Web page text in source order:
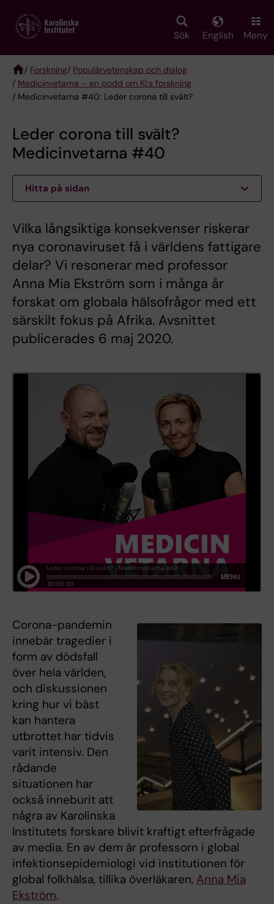
main
Sök English Meny
Breadcrumb
/ Forskning/ Populärvetenskap och dialog
/ Medicinvetarna – en podd om KI:s forskning
/ Medicinvetarna #40: Leder corona till svält?
Leder corona till svält?
Medicinvetarna #40
Hitta på sidan
Vilka långsiktiga konsekvenser riskerar
nya coronaviruset få i världens fattigare
delar? Vi resonerar med professor
Anna Mia Ekström som i många år
forskat om globala hälsofrågor med ett
särskilt fokus på Afrika. Avsnittet
publicerades 6 maj 2020.
Corona-pandemin
innebär tragedier i
form av dödsfall
över hela världen,
och diskussionen
kring hur vi bäst
kan hantera
utbrottet har tidvis
varit intensiv. Den
rådande
situationen har
också inneburit att
några av Karolinska
Institutets forskare blivit kraftigt efterfrågade
av media. En av dem är professorn i global
infektionsepidemiologi vid institutionen för
global folkhälsa, tillika överläkaren, Anna Mia
Ekström.